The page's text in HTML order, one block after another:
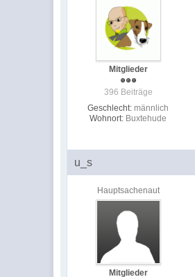
Mitglieder
396 Beiträge
Geschlecht: männlich
Wohnort: Buxtehude
u_s
Hauptsachenaut
Mitglieder